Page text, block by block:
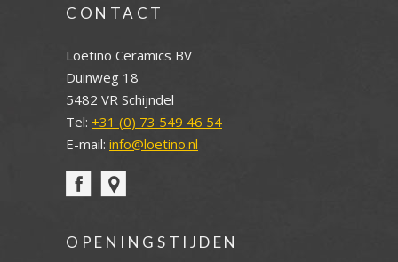
CONTACT
Loetino Ceramics BV
Duinweg 18
5482 VR Schijndel
Tel: +31 (0) 73 549 46 54
E-mail: info@loetino.nl
OPENINGSTIJDEN